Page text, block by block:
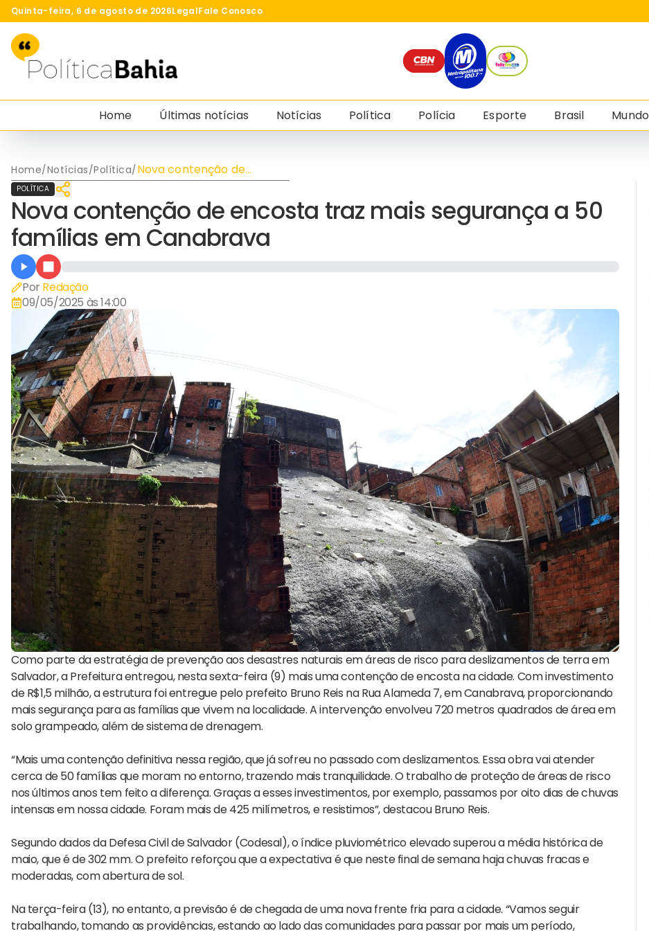
Quinta-feira, 6 de agosto de 2026LegalFale Conosco
Home Últimas notícias Notícias Política Polícia Esporte Brasil Mundo
Home/Notícias/Política/Nova contenção de
encosta traz mais
em Canabrava
POLÍTICA
Nova contenção de encosta traz mais segurança a 50
famílias em Canabrava
Por Redação
09/05/2025 às 14:00
Como parte da estratégia de prevenção aos desastres naturais em áreas de risco para deslizamentos de terra em
Salvador, a Prefeitura entregou, nesta sexta-feira (9) mais uma contenção de encosta na cidade. Com investimento
de R$1,5 milhão, a estrutura foi entregue pelo prefeito Bruno Reis na Rua Alameda 7, em Canabrava, proporcionando
mais segurança para as famílias que vivem na localidade. A intervenção envolveu 720 metros quadrados de área em
solo grampeado, além de sistema de drenagem.
“Mais uma contenção definitiva nessa região, que já sofreu no passado com deslizamentos. Essa obra vai atender
cerca de 50 famílias que moram no entorno, trazendo mais tranquilidade. O trabalho de proteção de áreas de risco
nos últimos anos tem feito a diferença. Graças a esses investimentos, por exemplo, passamos por oito dias de chuvas
intensas em nossa cidade. Foram mais de 425 milímetros, e resistimos”, destacou Bruno Reis.
Segundo dados da Defesa Civil de Salvador (Codesal), o índice pluviométrico elevado superou a média histórica de
maio, que é de 302 mm. O prefeito reforçou que a expectativa é que neste final de semana haja chuvas fracas e
moderadas, com abertura de sol.
Na terça-feira (13), no entanto, a previsão é de chegada de uma nova frente fria para a cidade. “Vamos seguir
trabalhando, tomando as providências, estando ao lado das comunidades para passar por mais um período,